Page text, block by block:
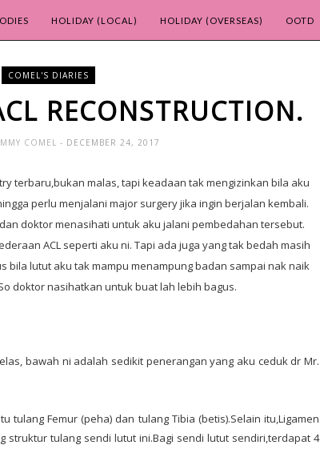
HOLIDAY (LOCAL) HOLIDAY (OVERSEAS) OOTD
COMEL'S DIARIES
RECONSTRUCTION.
COMEL - DECEMBER 24, 2017
terbaru,bukan malas, tapi keadaan tak mengizinkan bila aku
perlu menjalani major surgery jika ingin berjalan kembali.
doktor menasihati untuk aku jalani pembedahan tersebut.
ACL seperti aku ni. Tapi ada juga yang tak bedah masih
bila lutut aku tak mampu menampung badan sampai nak naik
doktor nasihatkan untuk buat lah lebih bagus.
bawah ni adalah sedikit penerangan yang aku ceduk dr Mr.
tulang Femur (peha) dan tulang Tibia (betis).Selain itu,Ligamen
struktur tulang sendi lutut ini.Bagi sendi lutut sendiri,terdapat 4